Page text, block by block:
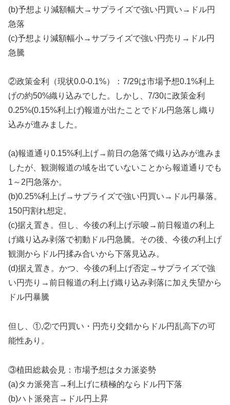
(b)予想より減額幅大→サプライズで強い円買い→ドル円
急落
(c)予想より減額幅小→サプライズで強い円売り→ドル円
急騰
②政策金利（現状0.0-0.1%）：7/29は市場予想0.1%利上
げの約50%織り込みでした。しかし、7/30に政策金利
0.25%(0.15%利上げ)報道が出たことでドル円急落し織り
込みが進みました。
(a)報道通り0.15%利上げ→前日の急落で織り込みが進みま
したが、観測報道の域を出ていないことから報道通りでも
1～2円急落か。
(b)0.25%利上げ→サプライズで強い円買い→ドル円暴落。
150円割れ想定。
(c)据え置き。但し、今後の利上げ示唆→前日報道の利上
げ織り込み剥落で初動ドル円急騰。その後、今後の利上げ
観測からドル円揉み合いから下落見込み。
(d)据え置き。かつ、今後の利上げ否定→サプライズで強
い円売り→前日報道の利上げ織り込み剥落に加え失望から
ドル円暴騰
但し、①,②で円買い・円売り交錯からドル円乱高下の可
能性あり。
③植田総裁会見：市場予想はタカ派姿勢
(a)タカ派発言→利上げに積極的ならドル円下落
(b)ハト派発言→ドル円上昇